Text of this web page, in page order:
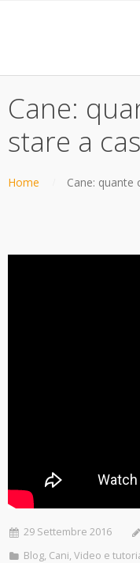
Cane:
stare a
Home Cane: quante
29 Settembre 2016
Blog, Cani, Video e